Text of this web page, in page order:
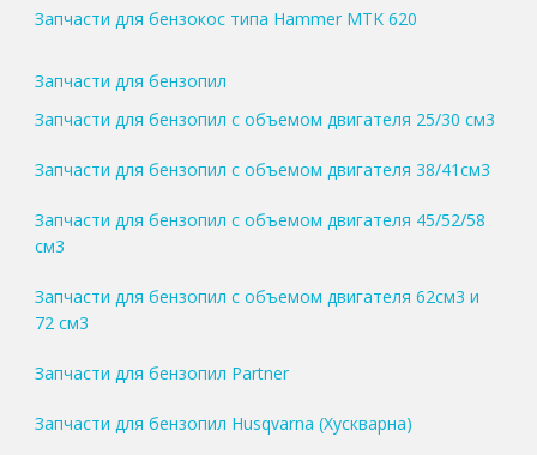
Запчасти для бензокос типа Hammer MTK 620
Запчасти для бензопил
Запчасти для бензопил с объемом двигателя 25/30 см3
Запчасти для бензопил с объемом двигателя 38/41см3
Запчасти для бензопил с объемом двигателя 45/52/58
см3
Запчасти для бензопил с объемом двигателя 62см3 и
72 см3
Запчасти для бензопил Partner
Запчасти для бензопил Husqvarna (Хускварна)